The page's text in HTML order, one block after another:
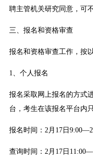
聘主管机关研究同意，可
三、报名和资格审查
报名和资格审查工作，按
1、个人报名
报名采取网上报名的方式
台，考生在该报名平台内
报名时间：2月17日9:00—2
查询时间：2月17日